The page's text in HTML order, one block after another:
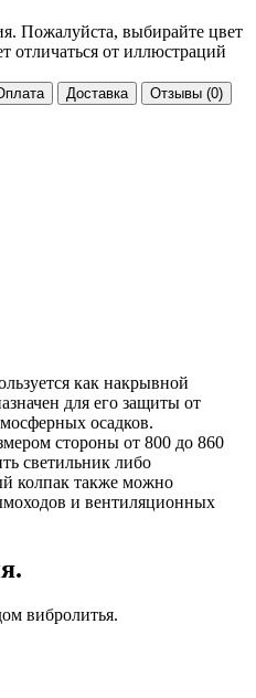
Пожалуйста, выбирайте цвет
отличаться от иллюстраций
Доставка Отзывы (0)
как накрывной
для его защиты от
осадков.
стороны от 800 до 860
светильник либо
колпак также можно
и вентиляционных
вибролитья.